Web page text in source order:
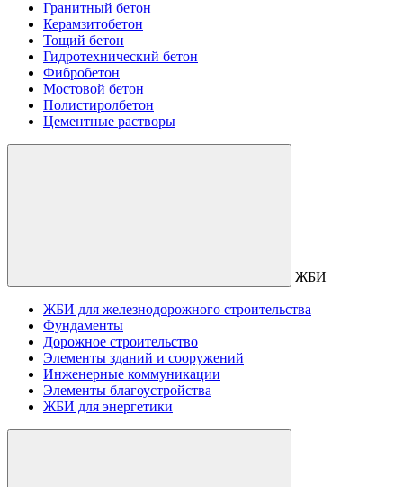
Гранитный бетон
Керамзитобетон
Тощий бетон
Гидротехнический бетон
Фибробетон
Мостовой бетон
Полистиролбетон
Цементные растворы
ЖБИ
ЖБИ для железнодорожного строительства
Фундаменты
Дорожное строительство
Элементы зданий и сооружений
Инженерные коммуникации
Элементы благоустройства
ЖБИ для энергетики